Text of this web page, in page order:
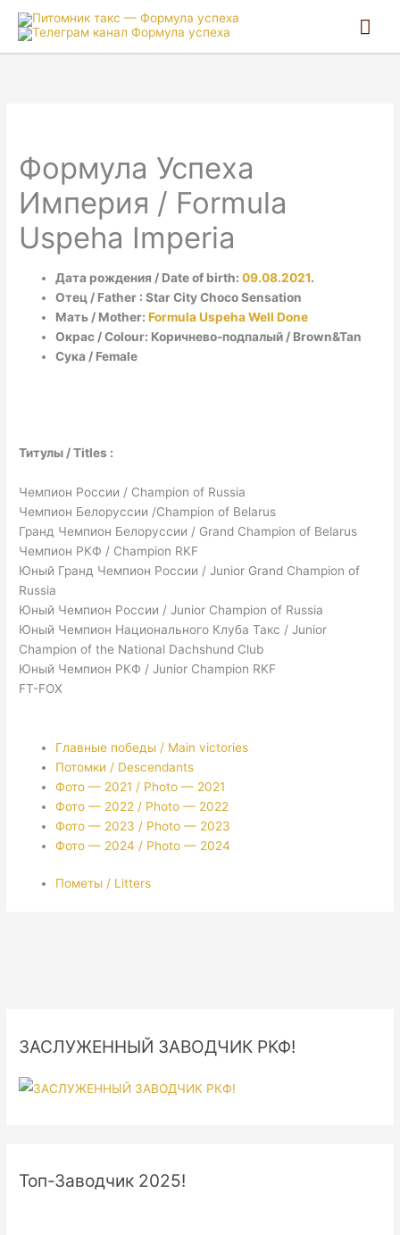
Формула Успеха
Империя / Formula
Uspeha Imperia
Дата рождения / Date of birth:09.08.2021.
Отец / Father : Star City Choco Sensation
Мать / Mother:Formula Uspeha Well Done
Окрас / Colour: Коричнево-подпалый / Brown&Tan
Сука / Female
Титулы / Titles :
Чемпион России / Champion of Russia
Чемпион Белоруссии /Champion of Belarus
Гранд Чемпион Белоруссии / Grand Champion of Belarus
Чемпион РКФ / Champion RKF
Юный Гранд Чемпион России / Junior Grand Champion of
Russia
Юный Чемпион России / Junior Champion of Russia
Юный Чемпион Национального Клуба Такс / Junior
Champion of the National Dachshund Club
Юный Чемпион РКФ / Junior Champion RKF
FT-FOX
Главные победы / Main victories
Потомки / Descendants
Фото — 2021 / Photo — 2021
Фото — 2022 / Photo — 2022
Фото — 2023 / Photo — 2023
Фото — 2024 / Photo — 2024
Пометы / Litters
ЗАСЛУЖЕННЫЙ ЗАВОДЧИК РКФ!
Топ-Заводчик 2025!